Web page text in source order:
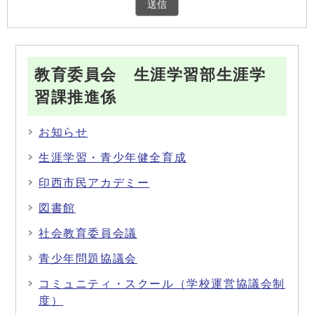
教育委員会 生涯学習部生涯学
習課推進係
お知らせ
生涯学習・青少年健全育成
印西市民アカデミー
図書館
社会教育委員会議
青少年問題協議会
コミュニティ・スクール（学校運営協議会制
度）